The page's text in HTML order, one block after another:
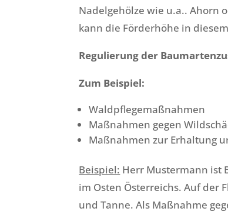
Nadelgehölze wie u.a.. Ahorn
kann die Förderhöhe in
Regulierung der
Zum Beispiel:
Waldpflegemaßnahmen
Maßnahmen gegen
Maßnahmen zur Erhaltung
Beispiel: Herr Mustermann ist
im Osten Österreichs. Auf der
und Tanne. Als Maßnahme